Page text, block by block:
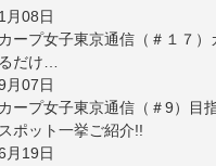
月08日
ープ女子東京通信（＃１７
だけ…
月07日
ープ女子東京通信（＃9）
ポット一挙ご紹介!!
月19日